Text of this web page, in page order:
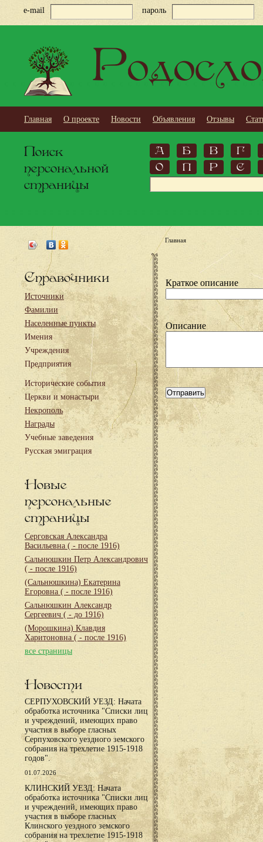
e-mail пароль
Главная О проекте Новости Объявления Отзывы
Поиск
персональной
страницы
А Б В
Г
О
П Р С
Справочники
Источники
Фамилии
Населенные пункты
Имения
Учреждения
Предприятия
Исторические события
Церкви и монастыри
Некрополь
Награды
Учебные заведения
Русская эмиграция
Новые
персональные
страницы
Серговская Александра
Васильевна ( - после 1916)
Сальнюшкин Петр Александрович
( - после 1916)
(Сальнюшкина) Екатерина
Егоровна ( - после 1916)
Сальнюшкин Александр
Сергеевич ( - до 1916)
(Морошкина) Клавдия
Харитоновна ( - после 1916)
все страницы
Новости
СЕРПУХОВСКИЙ УЕЗД: Начата
обработка источника "Списки лиц
и учреждений, имеющих право
участия в выборе гласных
Серпуховского уездного земского
собрания на трехлетие 1915-1918
годов".
01.07.2026
КЛИНСКИЙ УЕЗД: Начата
обработка источника "Списки лиц
и учреждений, имеющих право
участия в выборе гласных
Клинского уездного земского
собрания на трехлетие 1915-1918
Главная
Краткое описание
Описание